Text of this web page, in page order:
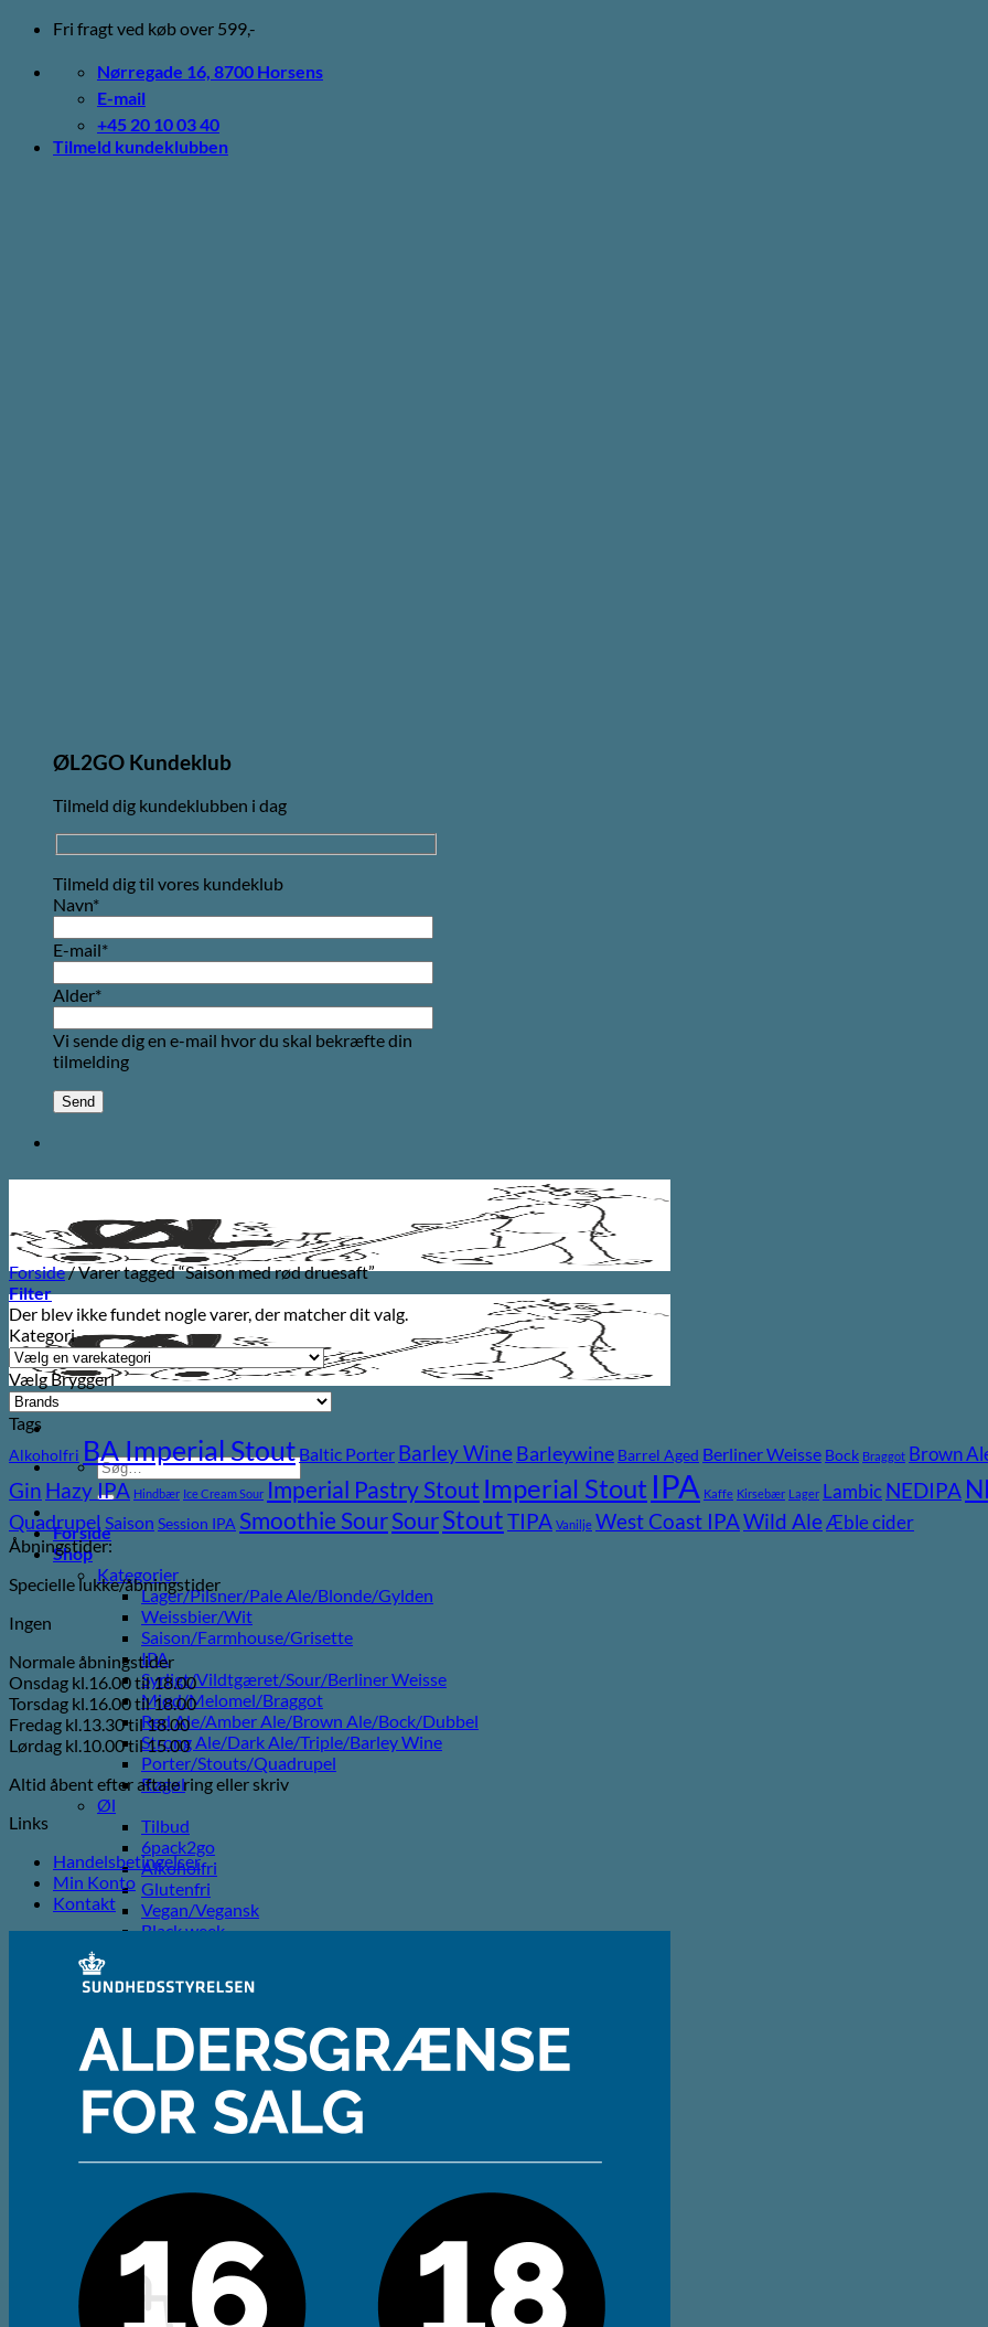
Fortsæt
indhold
Fri fragt ved køb over 599,-
Nørregade 16, 8700 Horsens
E-mail
+45 20 10 03 40
Tilmeld kundeklubben
ØL2GO Kundeklub
Tilmeld dig kundeklubben i dag
Tilmeld dig til vores kundeklub
Navn*
E-mail*
Alder*
Vi sende dig en e-mail hvor du skal bekræfte din
tilmelding
Søg
efter:
Forside
Shop
Kategorier
Lager/Pilsner/Pale Ale/Blonde/Gylden
Weissbier/Wit
Saison/Farmhouse/Grisette
IPA
Syrligt/Vildtgæret/Sour/Berliner Weisse
Mjød/Melomel/Braggot
Red Ale/Amber Ale/Brown Ale/Bock/Dubbel
Strong Ale/Dark Ale/Triple/Barley Wine
Porter/Stouts/Quadrupel
Røgøl
Øl
Tilbud
6pack2go
Alkoholfri
Glutenfri
Vegan/Vegansk
Black week
Andet
Cider
Likør
Most og Sodavand
Chips
Diverse
Gaveæsker og indpakning
Glas
Om ØL2GO
Kontakt
Kurv /
0,00kr.
Forside/Varer tagged “Saison med rød druesaft”
Filter
Der blev ikke fundet nogle varer, der matcher dit valg.
Kategori
Vælg Bryggeri
Tags
Alkoholfri BA Imperial StoutBaltic Porter Barley Wine Barleywine Barrel Aged Berliner Weisse Bock Braggot Brown
Gin Hazy IPA Hindbær Ice Cream Sour Imperial Pastry Stout Imperial Stout IPA Kaffe Kirsebær Lager LambicNEDIPA
Quadrupel Saison Session IPA Smoothie SourSourStoutTIPA Vanilje West Coast IPAWild AleÆble cider
Åbningstider:
Specielle lukke/åbningstider
Ingen
Normale åbningstider
Onsdag kl.16.00 til 18.00
Torsdag kl.16.00 til 18.00
Fredag kl.13.30 til 18.00
Lørdag kl.10.00 til 15.00
Altid åbent efter aftale ring eller skriv
Links
Handelsbetingelser
Min Konto
Kontakt